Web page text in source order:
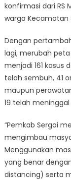
konfirmasi dari RS
warga Kecamatan
Dengan
lagi, merubah
menjadi 161 kasus
telah sembuh, 41
maupun
19 telah
“Pemkab Sergai
mengimbau
Menggunakan
yang benar
distancing) serta